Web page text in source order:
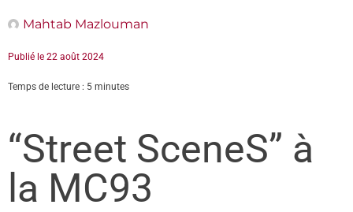
Mahtab Mazlouman
Publié le 22 août 2024
Temps de lecture : 5 minutes
“Street SceneS” à
la MC93